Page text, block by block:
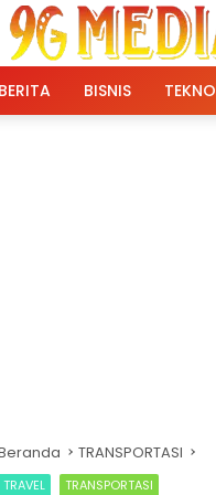
BERITA BISNIS TEKNO
TRANSPORTASI
TRAVEL TRANSPORTASI